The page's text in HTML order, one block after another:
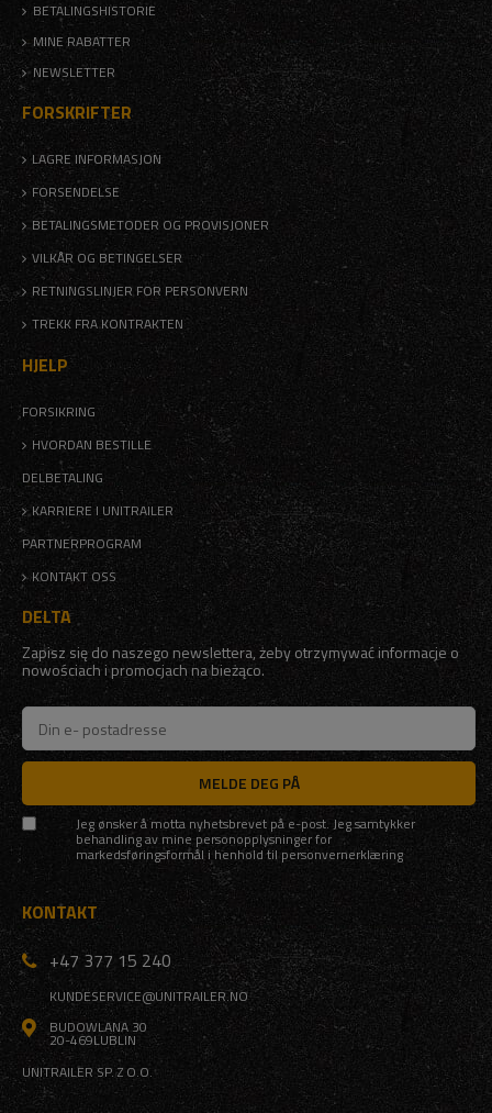
BETALINGSHISTORIE
MINE RABATTER
NEWSLETTER
FORSKRIFTER
LAGRE INFORMASJON
FORSENDELSE
BETALINGSMETODER OG PROVISJONER
VILKÅR OG BETINGELSER
RETNINGSLINJER FOR PERSONVERN
TREKK FRA KONTRAKTEN
HJELP
FORSIKRING
HVORDAN BESTILLE
DELBETALING
KARRIERE I UNITRAILER
PARTNERPROGRAM
KONTAKT OSS
DELTA
Zapisz się do naszego newslettera, żeby otrzymywać informacje o
nowościach i promocjach na bieżąco.
MELDE DEG PÅ
Jeg ønsker å motta nyhetsbrevet på e-post. Jeg samtykker
behandling av mine personopplysninger for
markedsføringsformål i henhold til personvernerklæring
KONTAKT
+47 377 15 240
KUNDESERVICE@UNITRAILER.NO
BUDOWLANA 30
20-469LUBLIN
UNITRAILER SP. Z O.O.